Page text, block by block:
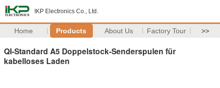
IKP Electronics Co., Ltd.
Home Products About Us Factory Tour >>
QI-Standard A5 Doppelstock-Senderspulen für
kabelloses Laden